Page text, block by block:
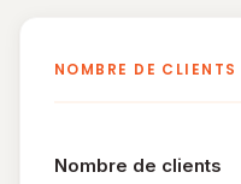
NOMBRE DE CLIENTS
Nombre de clients